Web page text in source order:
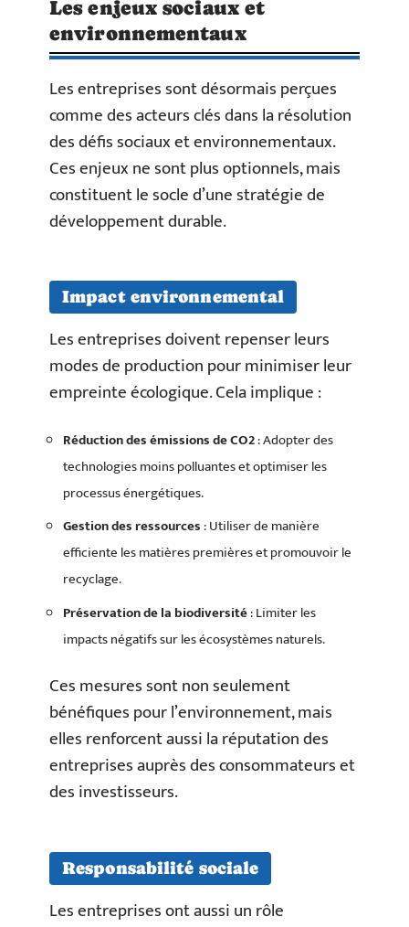
Les enjeux sociaux et
environnementaux
Les entreprises sont désormais perçues
comme des acteurs clés dans la résolution
des défis sociaux et environnementaux.
Ces enjeux ne sont plus optionnels, mais
constituent le socle d’une stratégie de
développement durable.
Impact environnemental
Les entreprises doivent repenser leurs
modes de production pour minimiser leur
empreinte écologique. Cela implique :
Réduction des émissions de CO2: Adopter des
technologies moins polluantes et optimiser les
processus énergétiques.
Gestion des ressources: Utiliser de manière
efficiente les matières premières et promouvoir le
recyclage.
Préservation de la biodiversité: Limiter les
impacts négatifs sur les écosystèmes naturels.
Ces mesures sont non seulement
bénéfiques pour l’environnement, mais
elles renforcent aussi la réputation des
entreprises auprès des consommateurs et
des investisseurs.
Responsabilité sociale
Les entreprises ont aussi un rôle